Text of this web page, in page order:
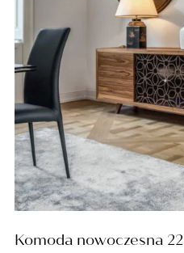
Komoda nowoczesna 22